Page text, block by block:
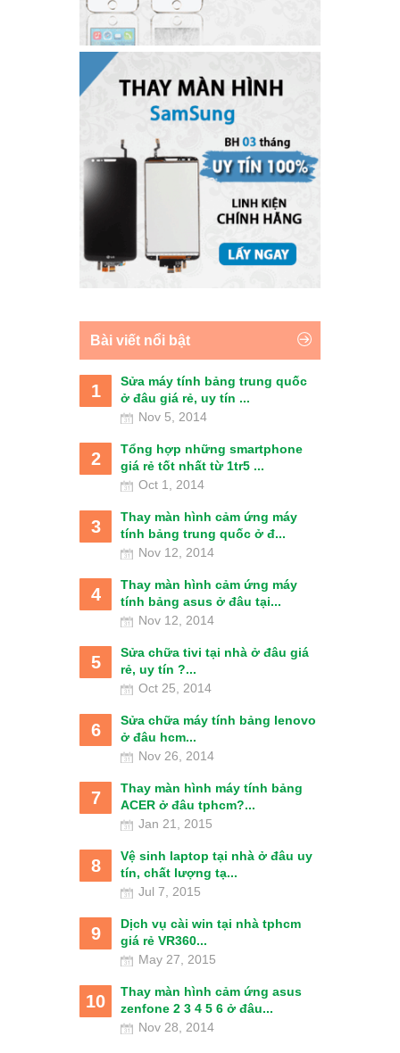
Bài viết nổi bật
1
Sửa máy tính bảng trung quốc
ở đâu giá rẻ, uy tín ...
Nov 5, 2014
2
Tổng hợp những smartphone
giá rẻ tốt nhất từ 1tr5 ...
Oct 1, 2014
3
Thay màn hình cảm ứng máy
tính bảng trung quốc ở đ...
Nov 12, 2014
4
Thay màn hình cảm ứng máy
tính bảng asus ở đâu tại...
Nov 12, 2014
5
Sửa chữa tivi tại nhà ở đâu giá
rẻ, uy tín ?...
Oct 25, 2014
6
Sửa chữa máy tính bảng lenovo
ở đâu hcm...
Nov 26, 2014
7
Thay màn hình máy tính bảng
ACER ở đâu tphcm?...
Jan 21, 2015
8
Vệ sinh laptop tại nhà ở đâu uy
tín, chất lượng tạ...
Jul 7, 2015
9
Dịch vụ cài win tại nhà tphcm
giá rẻ VR360...
May 27, 2015
10
Thay màn hình cảm ứng asus
zenfone 2 3 4 5 6 ở đâu...
Nov 28, 2014